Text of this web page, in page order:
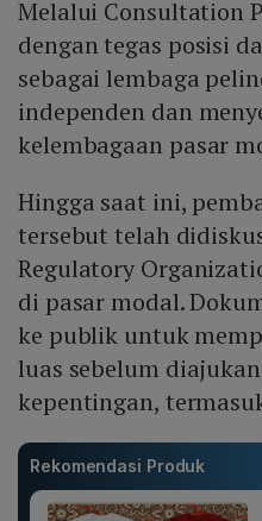
Melalui Consultation
dengan tegas posisi
sebagai lembaga
independen dan
kelembagaan pasar
Hingga saat ini,
tersebut telah
Regulatory
di pasar modal.
ke publik untuk
luas sebelum
kepentingan,
Rekomendasi Produk